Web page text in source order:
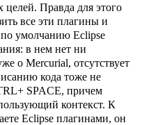
Правда для этого
все эти плагины и
по умолчанию Eclipse
в нем нет ни
о Mercurial, отсутствует
кода тоже не
SPACE, причем
контекст. К
Eclipse плагинами, он